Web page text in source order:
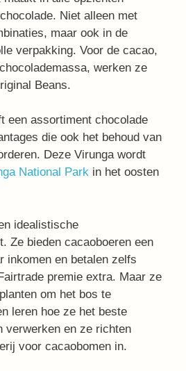
Niet alleen met
maar ook in de
verpakking. Voor de cacao,
werken ze
Beans.
een assortiment chocolade
die ook het behoud van
Deze Virunga wordt
National Park in het oosten
idealistische
Ze bieden cacaoboeren een
inkomen en betalen zelfs
premie extra. Maar ze
om het bos te
leren hoe ze het beste
verwerken en ze richten
voor cacaobomen in.